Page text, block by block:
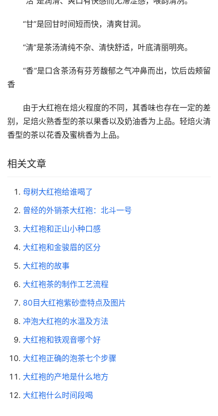
“甘”是回甘时间短而快，清爽甘润。
“清”是茶汤清纯不杂、清快舒适，叶底清丽明亮。
“香”是口含茶汤有芬芳馥郁之气冲鼻而出，饮后齿颊留
香
由于大红袍在焙火程度的不同，其香味也存在一定的差
别，足焙火熟香型的茶以果香以及奶油香为上品。轻焙火清
香型的茶以花香及蜜桃香为上品。
相关文章
母树大红袍给谁喝了
曾经的外销茶大红袍：北斗一号
大红袍和正山小种口感
大红袍和金骏眉的区分
大红袍的故事
大红袍茶的制作工艺流程
80目大红袍紫砂壶特点及图片
冲泡大红袍的水温及方法
大红袍和铁观音哪个好
大红袍正确的泡茶七个步骤
大红袍的产地是什么地方
大红袍什么时间段喝